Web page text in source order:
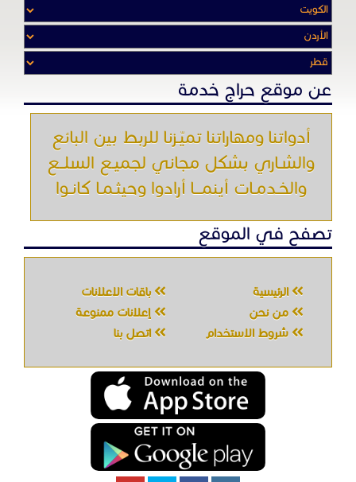
عن موقع حراج خدمة
أدواتنا ومهاراتنا تميّـزنا للربط بين البائع
والشـاري بشكل مجاني لجميـع السلــع
والخـدمـات أينمـــا أرادوا وحيثـمـا كانـوا
تصفح في الموقع
الرئيسية
باقات الإعلانات
من نحن
إعلانات ممنوعة
شروط الاستخدام
اتصل بنا